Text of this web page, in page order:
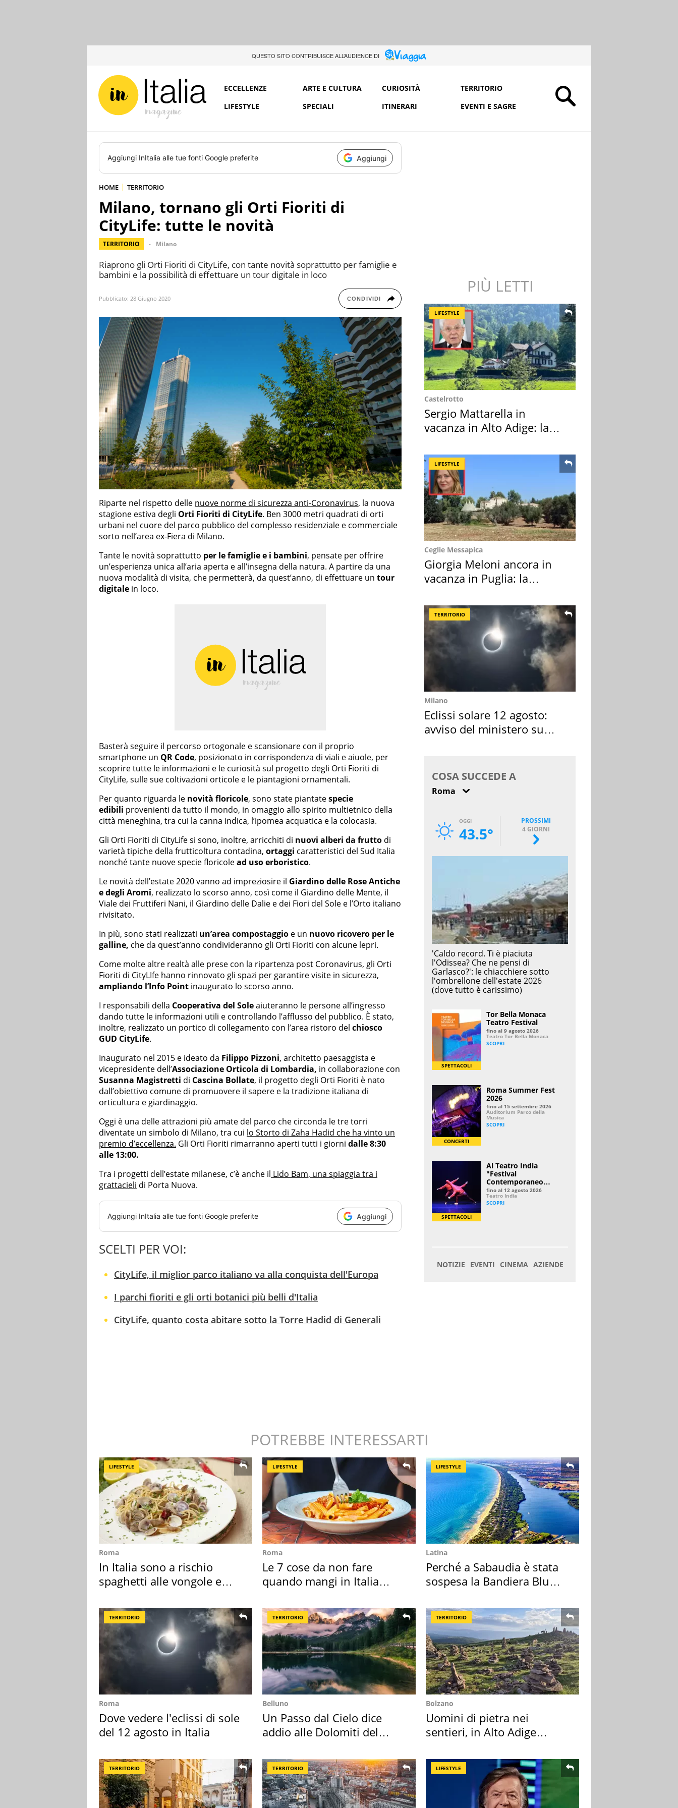
QUESTO SITO CONTRIBUISCE ALL’AUDIENCE DI
ECCELLENZE ARTE E CULTURA CURIOSITÀ
TERRITORIO
LIFESTYLE
SPECIALI ITINERARI EVENTI E SAGRE
Aggiungi InItalia alle tue fonti Google preferite Aggiungi
HOME TERRITORIO
Milano, tornano gli Orti Fioriti di
CityLife: tutte le novità
TERRITORIO Milano
Riaprono gli Orti Fioriti di CityLife, con tante novità soprattutto per famiglie e
bambini e la possibilità di effettuare un tour digitale in loco
Pubblicato: 28 Giugno 2020 CONDIVIDI
Riparte nel rispetto delle nuove norme di sicurezza anti-Coronavirus, la nuova
stagione estiva degli Orti Fioriti di CityLife. Ben 3000 metri quadrati di orti
urbani nel cuore del parco pubblico del complesso residenziale e commerciale
sorto nell’area ex-Fiera di Milano.
Tante le novità soprattutto per le famiglie e i bambini, pensate per offrire
un’esperienza unica all’aria aperta e all’insegna della natura. A partire da una
nuova modalità di visita, che permetterà, da quest’anno, di effettuare un tour
digitale in loco.
Basterà seguire il percorso ortogonale e scansionare con il proprio
smartphone un QR Code, posizionato in corrispondenza di viali e aiuole, per
scoprire tutte le informazioni e le curiosità sul progetto degli Orti Fioriti di
CityLife, sulle sue coltivazioni orticole e le piantagioni ornamentali.
Per quanto riguarda le novità floricole, sono state piantatespecie
edibili provenienti da tutto il mondo, in omaggio allo spirito multietnico della
città meneghina, tra cui la canna indica, l’ipomea acquatica e la colocasia.
Gli Orti Fioriti di CityLife si sono, inoltre, arricchiti di nuovi alberi da frutto di
varietà tipiche della frutticoltura contadina, ortaggi caratteristici del Sud Italia
nonché tante nuove specie floricolead uso erboristico.
Le novità dell’estate 2020 vanno ad impreziosire il Giardino delle Rose Antiche
e degli Aromi, realizzato lo scorso anno, così come il Giardino delle Mente, il
Viale dei Fruttiferi Nani, il Giardino delle Dalie e dei Fiori del Sole e l’Orto italiano
rivisitato.
In più, sono stati realizzati un’area compostaggio e un nuovo ricovero per le
galline, che da quest’anno condivideranno gli Orti Fioriti con alcune lepri.
Come molte altre realtà alle prese con la ripartenza post Coronavirus, gli Orti
Fioriti di CityLIfe hanno rinnovato gli spazi per garantire visite in sicurezza,
ampliando l’Info Point inaugurato lo scorso anno.
I responsabili della Cooperativa del Soleaiuteranno le persone all’ingresso
dando tutte le informazioni utili e controllando l’afflusso del pubblico. È stato,
inoltre, realizzato un portico di collegamento con l’area ristoro del chiosco
GUD CityLife.
Inaugurato nel 2015 e ideato da Filippo Pizzoni, architetto paesaggista e
vicepresidente dell’Associazione Orticola di Lombardia, in collaborazione con
Susanna Magistretti di Cascina Bollate, il progetto degli Orti Fioriti è nato
dall’obiettivo comune di promuovere il sapere e la tradizione italiana di
orticultura e giardinaggio.
Oggi è una delle attrazioni più amate del parco che circonda le tre torri
diventate un simbolo di Milano, tra cui lo Storto di Zaha Hadid che ha vinto un
premio d’eccellenza. Gli Orti Fioriti rimarranno aperti tutti i giorni dalle 8:30
alle 13:00.
Tra i progetti dell’estate milanese, c’è anche il Lido Bam, una spiaggia tra i
grattacieli di Porta Nuova.
Aggiungi InItalia alle tue fonti Google preferite Aggiungi
SCELTI PER VOI:
CityLife, il miglior parco italiano va alla conquista dell'Europa
I parchi fioriti e gli orti botanici più belli d'Italia
CityLife, quanto costa abitare sotto la Torre Hadid di Generali
PIÙ LETTI
LIFESTYLE
Castelrotto
Sergio Mattarella in
vacanza in Alto Adige: la
LIFESTYLE
Ceglie Messapica
Giorgia Meloni ancora in
vacanza in Puglia: la
TERRITORIO
Milano
Eclissi solare 12 agosto:
avviso del ministero su
POTREBBE INTERESSARTI
LIFESTYLE
Roma
In Italia sono a rischio
spaghetti alle vongole e
LIFESTYLE
Roma
Le 7 cose da non fare
quando mangi in Italia
LIFESTYLE
Latina
Perché a Sabaudia è stata
sospesa la Bandiera Blu
TERRITORIO
Roma
Dove vedere l'eclissi di sole
del 12 agosto in Italia
TERRITORIO
Belluno
Un Passo dal Cielo dice
addio alle Dolomiti del
TERRITORIO
Bolzano
Uomini di pietra nei
sentieri, in Alto Adige
TERRITORIO TERRITORIO LIFESTYLE